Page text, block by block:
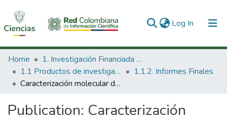
Log In (current)
Communities & Collections
All of DSpace
Home
1. Investigación Financiada con Recursos Públicos
1.1 Productos de investigación
1.1.2. Informes Finales
Caracterización molecular de virus sincitial respiratorio circulantes en Colombia 2000 - 2009 y detección de metapneumovirus en muestras de infección respiratorias.
Publication: Caracterización